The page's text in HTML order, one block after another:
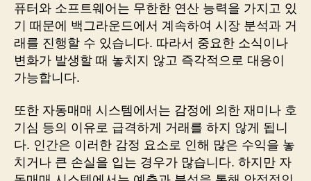
퓨터와 소프트웨어는 무한한 연산 능력을 가지고 있
기 때문에 백그라운드에서 계속하여 시장 분석과 거
래를 진행할 수 있습니다. 따라서 중요한 소식이나
변화가 발생할 때 놓치지 않고 즉각적으로 대응이
가능합니다.
또한 자동매매 시스템에서는 감정에 의한 재미나 호
기심 등의 이유로 급격하게 거래를 하지 않게 됩니
다. 인간은 이러한 감정 요소로 인해 많은 수익을 놓
치거나 큰 손실을 입는 경우가 많습니다. 하지만 자